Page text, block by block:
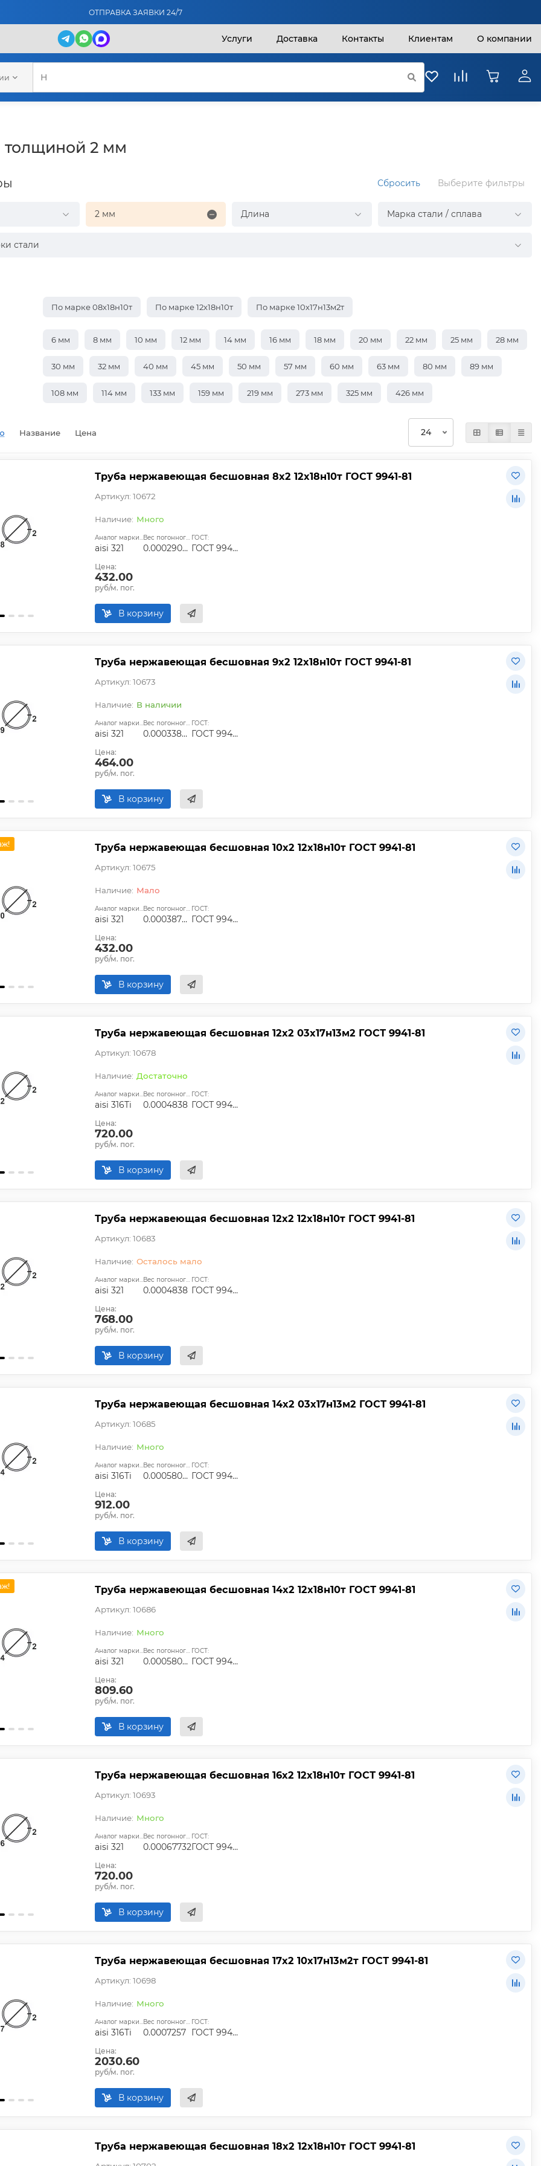
ОТПРАВКА ЗАЯВКИ 24/7
Услуги Доставка Контакты Клиентам О компании
2 мм
Сбросить Выберите фильтры
2 мм Длина Марка стали / сплава
стали
По марке 08х18н10т По марке 12х18н10т По марке 10х17н13м2т
6 мм 8 мм 10 мм 12 мм 14 мм 16 мм 18 мм 20 мм 22 мм 25 мм 28 мм
30 мм 32 мм 40 мм 45 мм 50 мм 57 мм 60 мм 63 мм 80 мм 89 мм
108 мм 114 мм 133 мм 159 мм 219 мм 273 мм 325 мм 426 мм
Название Цена
Труба нержавеющая бесшовная 8х2 12х18н10т ГОСТ 9941-81
Артикул: 10672
Много
Аналог марки стали:
aisi 321
Вес погонного метра, т.:
0.00029028
ГОСТ:
ГОСТ 9940-81, ГОСТ 9941-81, ГОСТ 24030-80, ГОСТ 10498-82
Цена:
432.00
руб/м. пог.
В корзину
Труба нержавеющая бесшовная 9х2 12х18н10т ГОСТ 9941-81
Артикул: 10673
В наличии
Аналог марки стали:
aisi 321
Вес погонного метра, т.:
0.00033866
ГОСТ:
ГОСТ 9940-81, ГОСТ 9941-81, ГОСТ 24030-80, ГОСТ 10498-82
Цена:
464.00
руб/м. пог.
В корзину
Труба нержавеющая бесшовная 10х2 12х18н10т ГОСТ 9941-81
Артикул: 10675
Мало
Аналог марки стали:
aisi 321
Вес погонного метра, т.:
0.00038704
ГОСТ:
ГОСТ 9940-81, ГОСТ 9941-81, ГОСТ 24030-80, ГОСТ 10498-82
Цена:
432.00
руб/м. пог.
В корзину
Труба нержавеющая бесшовная 12х2 03х17н13м2 ГОСТ 9941-81
Артикул: 10678
Достаточно
Аналог марки стали:
aisi 316Ti
Вес погонного метра, т.:
0.0004838
ГОСТ:
ГОСТ 9940-81, ГОСТ 9941-81, ГОСТ 24030-80, ГОСТ 10498-82
Цена:
720.00
руб/м. пог.
В корзину
Труба нержавеющая бесшовная 12х2 12х18н10т ГОСТ 9941-81
Артикул: 10683
Осталось мало
Аналог марки стали:
aisi 321
Вес погонного метра, т.:
0.0004838
ГОСТ:
ГОСТ 9940-81, ГОСТ 9941-81, ГОСТ 24030-80, ГОСТ 10498-82
Цена:
768.00
руб/м. пог.
В корзину
Труба нержавеющая бесшовная 14х2 03х17н13м2 ГОСТ 9941-81
Артикул: 10685
Много
Аналог марки стали:
aisi 316Ti
Вес погонного метра, т.:
0.00058056
ГОСТ:
ГОСТ 9940-81, ГОСТ 9941-81, ГОСТ 24030-80, ГОСТ 10498-82
Цена:
912.00
руб/м. пог.
В корзину
Труба нержавеющая бесшовная 14х2 12х18н10т ГОСТ 9941-81
Артикул: 10686
Много
Аналог марки стали:
aisi 321
Вес погонного метра, т.:
0.00058056
ГОСТ:
ГОСТ 9940-81, ГОСТ 9941-81, ГОСТ 24030-80, ГОСТ 10498-82
Цена:
809.60
руб/м. пог.
В корзину
Труба нержавеющая бесшовная 16х2 12х18н10т ГОСТ 9941-81
Артикул: 10693
Много
Аналог марки стали:
aisi 321
Вес погонного метра, т.:
0.00067732
ГОСТ:
ГОСТ 9940-81, ГОСТ 9941-81, ГОСТ 24030-80, ГОСТ 10498-82
Цена:
720.00
руб/м. пог.
В корзину
Труба нержавеющая бесшовная 17х2 10х17н13м2т ГОСТ 9941-81
Артикул: 10698
Много
Аналог марки стали:
aisi 316Ti
Вес погонного метра, т.:
0.0007257
ГОСТ:
ГОСТ 9940-81, ГОСТ 9941-81, ГОСТ 24030-80, ГОСТ 10498-82
Цена:
2030.60
руб/м. пог.
В корзину
Труба нержавеющая бесшовная 18х2 12х18н10т ГОСТ 9941-81